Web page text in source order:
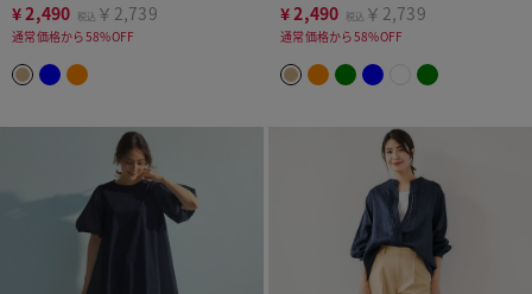
¥2,490 税込 ￥2,739
通常価格から58%OFF
¥2,490 税込 ￥2,739
通常価格から58%OFF